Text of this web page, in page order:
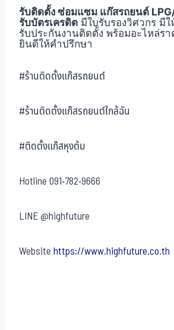
รับติดตั้ง ซ่อมแซม แก๊สรถยนต์
รับบัตรเครดิต มีใบรับรองวิศวกร มี
รับประกันงานติดตั้ง พร้อมอะไหล่รา
ยินดีให้คำปรึกษา
#ร้านติดตั้งแก๊สรถยนต์
#ร้านติดตั้งแก๊สรถยนต์ใกล้ฉัน
#ติดตั้งแก๊สหุงต้ม
Hotline091-782-9666
LINE@highfuture
Websitehttps://www.highfuture.co.th